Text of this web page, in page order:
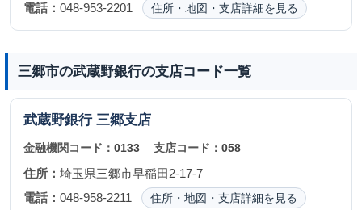
電話： 048-953-2201 住所・地図・支店詳細を見る
三郷市の武蔵野銀行の支店コード一覧
武蔵野銀行 三郷支店
金融機関コード： 0133 支店コード：058
住所： 埼玉県三郷市早稲田2-17-7
電話： 048-958-2211 住所・地図・支店詳細を見る